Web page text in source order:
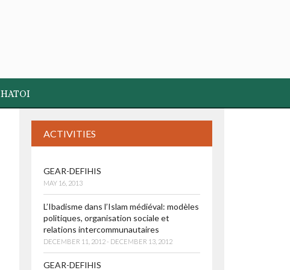
HATOI
ACTIVITIES
GEAR-DEFIHIS
MAY 16, 2013
L’Ibadisme dans l’Islam médiéval: modèles
politiques, organisation sociale et
relations intercommunautaires
DECEMBER 11, 2012 - DECEMBER 13, 2012
GEAR-DEFIHIS